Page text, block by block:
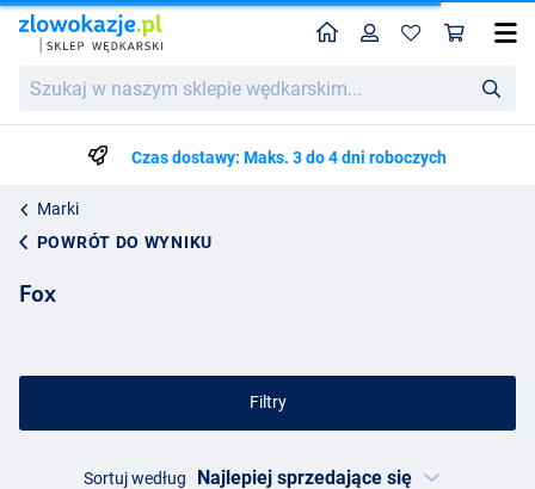
w
wędkarskim...
HomeProfil
Czas dostawy: Maks. 3 do 4 dni roboczych
Marki
POWRÓT DO WYNIKU
Fox
Filtry
Sortuj według